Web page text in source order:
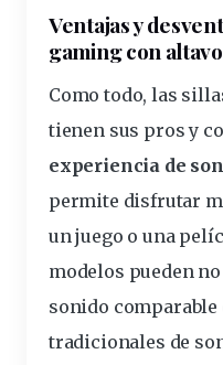
Ventajas y
gaming con
Como todo, las
tienen sus pros y
experiencia de
permite disfrutar
un juego o una
modelos pueden
sonido comparable
tradicionales de